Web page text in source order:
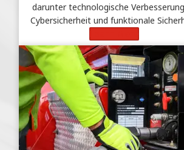
darunter technologische
Cybersicherheit und funktionale